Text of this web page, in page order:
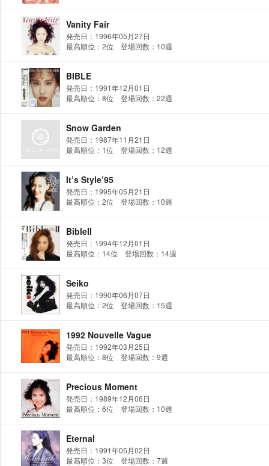
Vanity Fair
発売日：1996年05月27日
最高順位：2位 登場回数：10週
BIBLE
発売日：1991年12月01日
最高順位：8位 登場回数：22週
Snow Garden
発売日：1987年11月21日
最高順位：1位 登場回数：12週
It’s Style’95
発売日：1995年05月21日
最高順位：2位 登場回数：10週
BibleⅡ
発売日：1994年12月01日
最高順位：14位 登場回数：14週
Seiko
発売日：1990年06月07日
最高順位：2位 登場回数：15週
1992 Nouvelle Vague
発売日：1992年03月25日
最高順位：8位 登場回数：9週
Precious Moment
発売日：1989年12月06日
最高順位：6位 登場回数：10週
Eternal
発売日：1991年05月02日
最高順位：3位 登場回数：7週